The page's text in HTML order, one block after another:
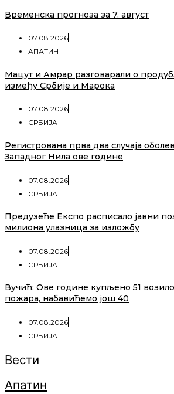
Временска прогноза за 7. август
07.08.2026
АПАТИН
Мацут и Амрар разговарали о
између Србије и Марока
07.08.2026
СРБИЈА
Регистрована прва два случаја
Западног Нила ове године
07.08.2026
СРБИЈА
Предузеће Експо расписало јавни
милиона улазница за изложбу
07.08.2026
СРБИЈА
Вучић: Ове године купљено 51
пожара, набавићемо још 40
07.08.2026
СРБИЈА
Вести
Апатин